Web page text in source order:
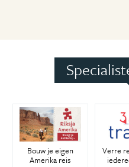
Bouw je eigen
Amerika reis
Verre